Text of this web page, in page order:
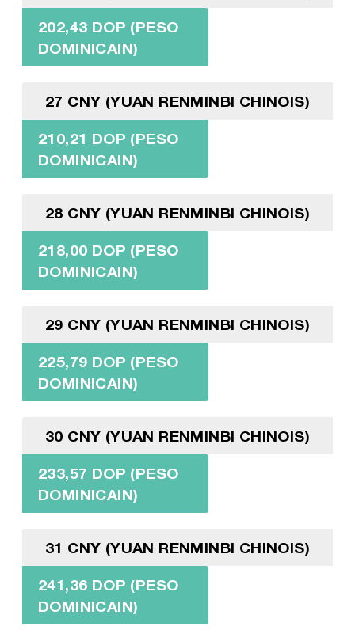
202,43 DOP (PESO
DOMINICAIN)
27 CNY (YUAN RENMINBI CHINOIS)
210,21 DOP (PESO
DOMINICAIN)
28 CNY (YUAN RENMINBI CHINOIS)
218,00 DOP (PESO
DOMINICAIN)
29 CNY (YUAN RENMINBI CHINOIS)
225,79 DOP (PESO
DOMINICAIN)
30 CNY (YUAN RENMINBI CHINOIS)
233,57 DOP (PESO
DOMINICAIN)
31 CNY (YUAN RENMINBI CHINOIS)
241,36 DOP (PESO
DOMINICAIN)